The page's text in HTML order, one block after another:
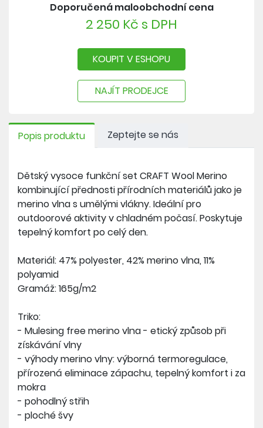
- ukončení nohavic do široké manžety
Doporučená maloobchodní cena
2 250 Kč s DPH
KOUPIT V ESHOPU
NAJÍT PRODEJCE
Popis produktu Zeptejte se nás
Dětský vysoce funkční set CRAFT Wool Merino
kombinující přednosti přírodních materiálů jako je
merino vlna s umělými vlákny. Ideální pro
outdoorové aktivity v chladném počasí. Poskytuje
tepelný komfort po celý den.
Materiál: 47% polyester, 42% merino vlna, 11%
polyamid
Gramáž: 165g/m2
Triko:
- Mulesing free merino vlna - etický způsob při
získávání vlny
- výhody merino vlny: výborná termoregulace,
přírozená eliminace zápachu, tepelný komfort i za
mokra
- pohodlný střih
- ploché švy